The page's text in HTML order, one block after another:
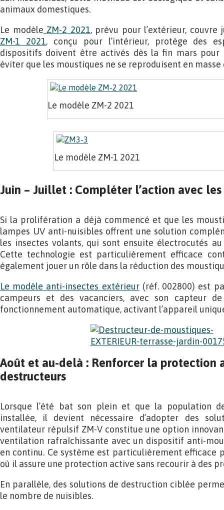
animaux domestiques.
Le modèle ZM-2 2021, prévu pour l’extérieur, couvre
ZM-1 2021, conçu pour l’intérieur, protège des
dispositifs doivent être activés dès la fin mars
éviter que les moustiques ne se reproduisent en
Le modèle ZM-2 2021
Le modèle ZM-1 2021
Juin – Juillet : Compléter l’action avec
Si la prolifération a déjà commencé et que les
lampes UV anti-nuisibles offrent une solution
les insectes volants, qui sont ensuite électrocutés
Cette technologie est particulièrement efficace
également jouer un rôle dans la réduction des
Le modèle anti-insectes extérieur(réf. 002800) est
campeurs et des vacanciers, avec son capteur
fonctionnement automatique, activant l’appareil
Août et au-delà : Renforcer la protection
destructeurs
Lorsque l’été bat son plein et que la population
installée, il devient nécessaire d’adopter des
ventilateur répulsif ZM-V constitue une option
ventilation rafraîchissante avec un dispositif anti-
en continu. Ce système est particulièrement efficace
où il assure une protection active sans recourir à des
En parallèle, des solutions de destruction ciblée
le nombre de nuisibles.